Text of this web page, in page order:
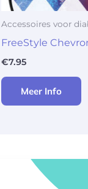
Accessoires voor
FreeStyle
€7.95
Meer Info